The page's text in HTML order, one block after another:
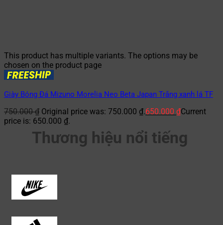
This product has multiple variants. The options may be
chosen on the product page
Giày Bóng Đá Mizuno Morelia Neo Beta Japan Trắng xanh lá TF
750.000₫ Original price was: 750.000 ₫.650.000 ₫Current
price is: 650.000 ₫.
Thương hiệu nổi tiếng